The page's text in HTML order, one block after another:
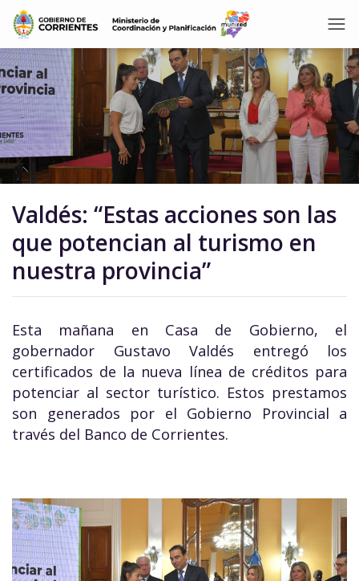
Valdés: “Estas acciones son las
que potencian al turismo en
nuestra provincia”
Esta mañana en Casa de Gobierno, el
gobernador Gustavo Valdés entregó los
certificados de la nueva línea de créditos para
potenciar al sector turístico. Estos prestamos
son generados por el Gobierno Provincial a
través del Banco de Corrientes.